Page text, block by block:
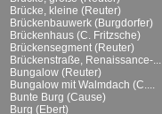
Brücke, kleine (Reuter)
Brückenbauwerk (Burgdorfer)
Brückenhaus (C. Fritzsche)
Brückensegment (Reuter)
Brückenstraße, Renaissance-...
Bungalow (Reuter)
Bungalow mit Walmdach (C....
Bunte Burg (Cause)
Burg (Ebert)